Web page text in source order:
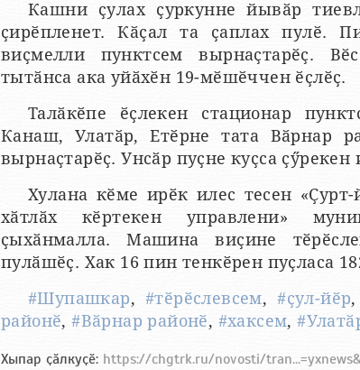
Кашни ҫулах ҫуркунне йывӑр
ҫирӗпленет. Кӑҫал та ҫаплах пулӗ.
виҫмелли пунктсем вырнаҫтарӗҫ.
тытӑнса ака уйӑхӗн 19-мӗшӗччен ӗҫлӗҫ.
Талӑкӗпе ӗҫлекен стационар
Канаш, Улатӑр, Етӗрне тата Вӑрнар
вырнаҫтарӗҫ. Унсӑр пуҫне куҫса ҫӳрекен
Хулана кӗме ирӗк илес тесен
хӑтлӑх кӗртекен управлени»
ҫыхӑнмалла. Машина виҫине
пулӑшӗҫ. Хак 16 пин тенкӗрен пуҫласа
#Шупашкар,#тӗрӗслевсем,#ҫул-йӗр,
районӗ,#Вӑрнар районӗ, #хаксем,
Хыпар ҫӑлкуҫӗ: https://chgtrk.ru/novosti/